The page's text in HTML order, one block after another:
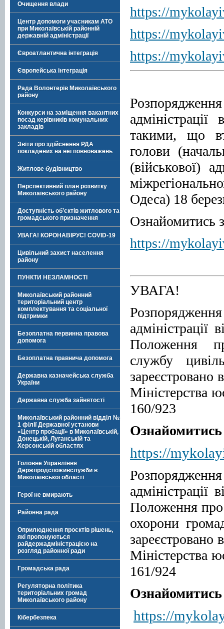
Очищення влади
Центр допомоги учасникам АТО
при Миколаївській районній
державній адміністрації
Євроатлантична інтеграція
Європейська інтеграція
Рада Волонтерів Миколаївського
району
Конкурси на заміщення вакантних
посад керівників комунальних
закладів
Звіти про здійснення РДА
покладених на неї повноважень
Житлове будівництво
Перспективний план розвитку
Миколаївського району
Доступність об’єктів житлового та
громадського призначення
УВАГА! КОРОНАВІРУС! COVID-19
Цивільний захист населення
району
ПУНКТИ НЕЗЛАМНОСТІ
Миколаївський районний
територіальний центр
комплектування та соціальної
підтримки
Безоплатна первинна правова
допомога
Безоплатна правнича допомога
Державна казначейська служба
України
Державна служба зайнятості
Миколаївський районний відділ №
1 філії Державної установи
«Центр пробації» в Миколаївській,
Донецькій, Луганській та
Херсонській областях
Головне Управління
Держпродспоживслужби в
Миколаївської області
Герої не вмирають
Районна рада
Оприлюднення проєктів рішень,
які пропонуються
райдержадміністрацією на
розгляд районної ради
Громадська рада
Регуляторна політика
територіальних громад
Миколаївського району
Кібербезпека
https://
https://
https://
такими, що
голови
(військової)
Одеса) 18
Ознайомитись
https://
УВАГА!
Положення
службу
зареєстровано
Міністерства
160/923
https://
Положення про
охорони
зареєстровано
Міністерства
161/924
https://